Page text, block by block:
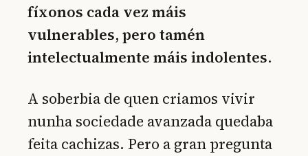
fíxonos cada vez máis
vulnerables, pero tamén
intelectualmente máis indolentes.
A soberbia de quen criamos vivir
nunha sociedade avanzada quedaba
feita cachizas. Pero a gran pregunta